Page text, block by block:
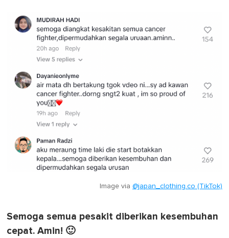
Image via @japan_clothing.co (TikTok)
Semoga semua pesakit diberikan kesembuhan
cepat. Amin! 🙂